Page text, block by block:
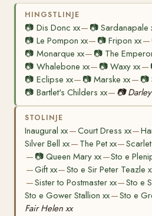
HINGSTLINJE
📷 Dis Donc xx— 📷Sardanapale
📷 Le Pompon xx— 📷Fripon xx—
📷 Monarque xx— 📷 The
📷 Whalebone xx— 📷Waxy xx—
📷 Eclipse xx— 📷Marske xx— 📷
📷 Bartlet's Childers xx— 📷
STOLINJE
Inaugural xx—Court Dress xx—
Silver Bell xx— The Pet xx—
— 📷Queen Mary xx—Sto e
—Gift xx—Sto e Sir Peter Teazle
—Sister to Postmaster xx—Sto e
Sto e Gower Stallion xx—Sto e
Fair Helen xx